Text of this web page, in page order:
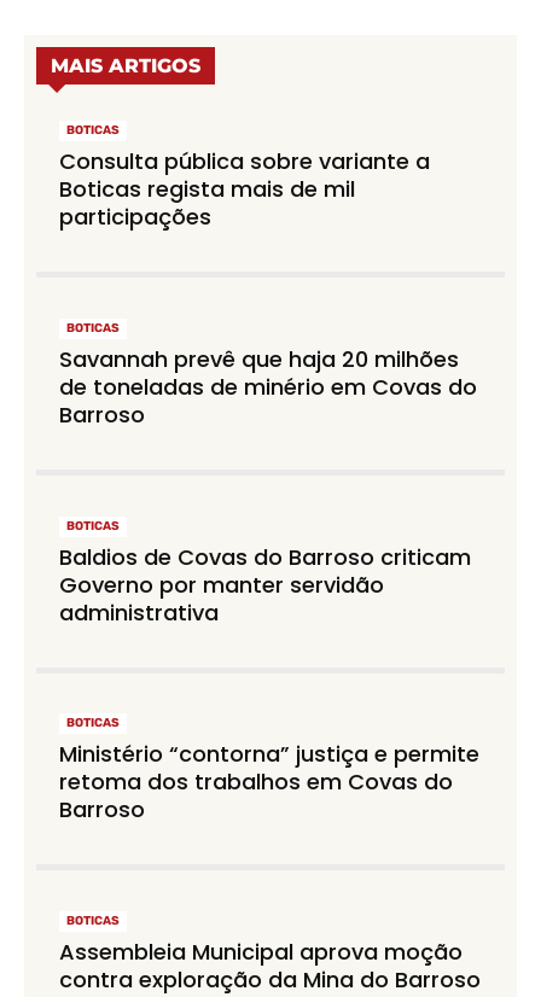
MAIS ARTIGOS
BOTICAS
Consulta pública sobre variante a
Boticas regista mais de mil
participações
BOTICAS
Savannah prevê que haja 20 milhões
de toneladas de minério em Covas do
Barroso
BOTICAS
Baldios de Covas do Barroso criticam
Governo por manter servidão
administrativa
BOTICAS
Ministério “contorna” justiça e permite
retoma dos trabalhos em Covas do
Barroso
BOTICAS
Assembleia Municipal aprova moção
contra exploração da Mina do Barroso